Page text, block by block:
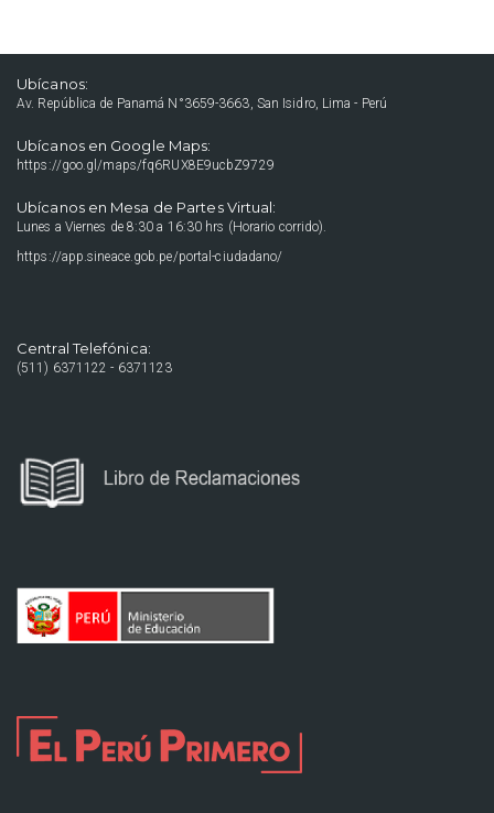
Ubícanos:
Av. República de Panamá N°3659-3663, San Isidro, Lima - Perú
Ubícanos en Google Maps:
https://goo.gl/maps/fq6RUX8E9ucbZ9729
Ubícanos en Mesa de Partes Virtual:
Lunes a Viernes de 8:30 a 16:30 hrs (Horario corrido).
https://app.sineace.gob.pe/portal-ciudadano/
Central Telefónica:
(511) 6371122 - 6371123